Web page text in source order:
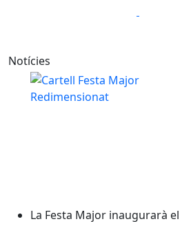
Notícies
La Festa Major inaugurarà el
La Festa Major inaugurarà el